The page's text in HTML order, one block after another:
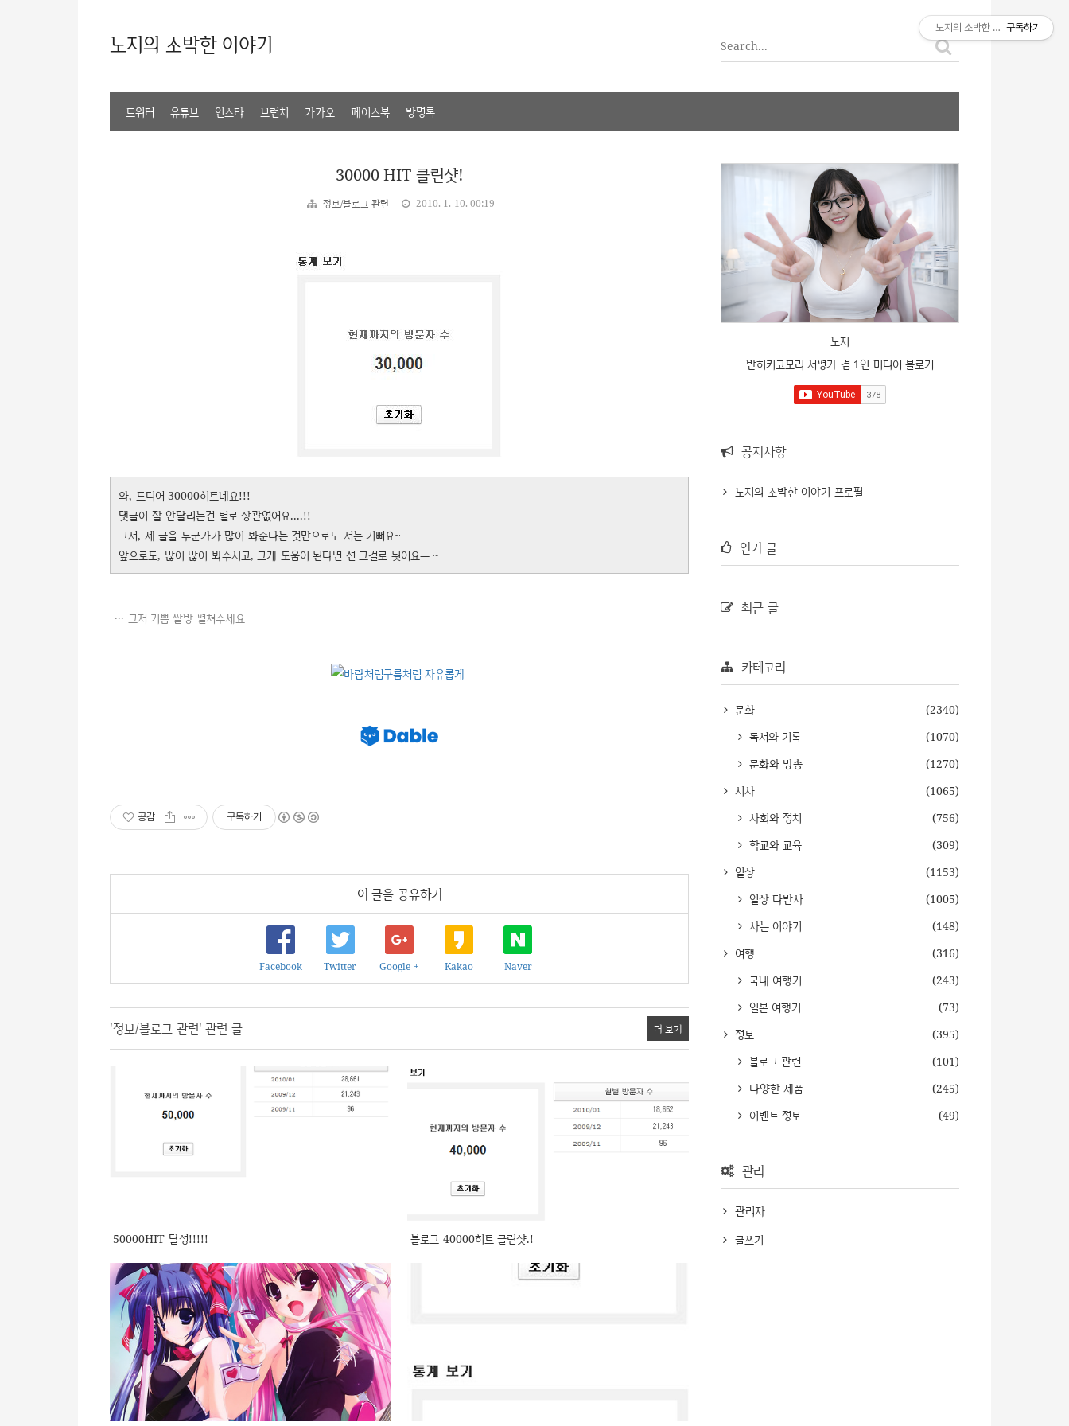
노지의 소박한 이야기
트위터 유튜브 인스타 브런치 카카오 페이스북 방명록
30000 HIT 클린샷!
정보/블로그 관련 2010. 1. 10. 00:19
와, 드디어 30000히트네요!!!
댓글이 잘 안달리는건 별로 상관없어요....!!
그저, 제 글을 누군가가 많이 봐준다는 것만으로도 저는 기뻐요~
앞으로도, 많이 많이 봐주시고, 그게 도움이 된다면 전 그걸로 됫어요ㅡ ~
그저 기쁨 짤방 펼쳐주세요
공감 구독하기
이 글을 공유하기
Facebook Twitter Google + Kakao Naver
'정보/블로그 관련' 관련 글 더 보기
50000HIT 달성!!!!! 블로그 40000히트 클린샷.!
노지
반히키코모리 서평가 겸 1인 미디어 블로거
공지사항
노지의 소박한 이야기 프로필
인기 글
최근 글
카테고리
문화
(2340)
독서와 기록
(1070)
문화와 방송
(1270)
시사
(1065)
사회와 정치
(756)
학교와 교육
(309)
일상
(1153)
일상 다반사
(1005)
사는 이야기
(148)
여행
(316)
국내 여행기
(243)
일본 여행기
(73)
정보
(395)
블로그 관련
(101)
다양한 제품
(245)
이벤트 정보
(49)
관리
관리자
글쓰기
노지의 소박한 이야기구독하기